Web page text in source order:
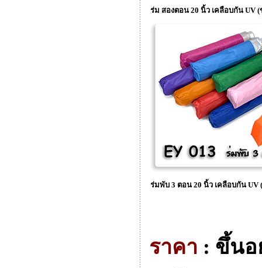
ร่ม สองตอน 20 นิ้ว เคลือบกัน UV
ร่มพับ 3 ตอน 20 นิ้ว เคลือบกัน UV
ราคา : ขึ้นอ